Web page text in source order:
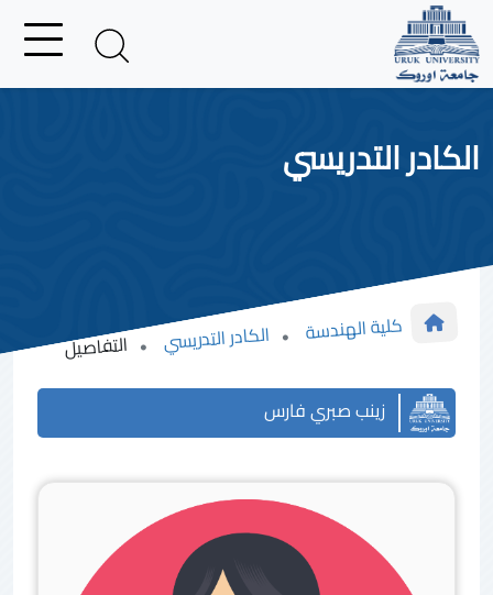
الكادر التدريسي
كلية الهندسة الكادر التدريسي التفاصيل
زينب صبري فارس